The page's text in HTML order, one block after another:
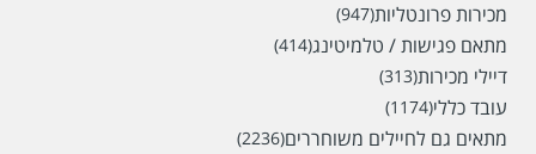
מכירות פרונטליות(947)
מתאם פגישות / טלמיטינג(414)
דיילי מכירות(313)
עובד כללי(1174)
מתאים גם לחיילים משוחררים(2236)